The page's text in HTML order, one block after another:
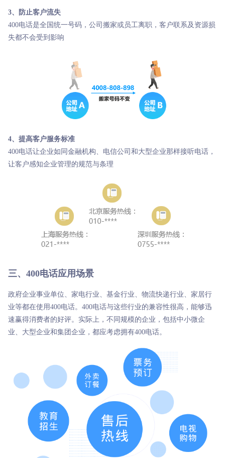
3、防止客户流失
400电话是全国统一号码，公司搬家或员工离职，客户联系及资源损
失都不会受到影响
4、提高客户服务标准
400电话让企业如同金融机构、电信公司和大型企业那样接听电话，
让客户感知企业管理的规范与条理
三、400电话应用场景
政府企业事业单位、家电行业、基金行业、物流快递行业、家居行
业等都在使用400电话。400电话与这些行业的兼容性很高，能够迅
速赢得消费者的好评。实际上，不同规模的企业，包括中小微企
业、大型企业和集团企业，都应考虑拥有400电话。